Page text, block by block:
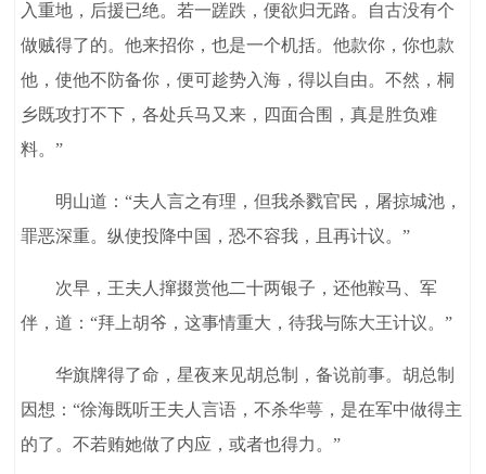
入重地，后援已绝。若一蹉跌，便欲归无路。自古没有个
做贼得了的。他来招你，也是一个机括。他款你，你也款
他，使他不防备你，便可趁势入海，得以自由。不然，桐
乡既攻打不下，各处兵马又来，四面合围，真是胜负难
料。”
明山道：“夫人言之有理，但我杀戮官民，屠掠城池，
罪恶深重。纵使投降中国，恐不容我，且再计议。”
次早，王夫人撺掇赏他二十两银子，还他鞍马、军
伴，道：“拜上胡爷，这事情重大，待我与陈大王计议。”
华旗牌得了命，星夜来见胡总制，备说前事。胡总制
因想：“徐海既听王夫人言语，不杀华萼，是在军中做得主
的了。不若贿她做了内应，或者也得力。”